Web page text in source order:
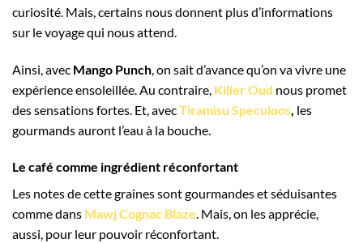
curiosité. Mais, certains nous donnent plus d’informations
sur le voyage qui nous attend.
Ainsi, avec Mango Punch , on sait d’avance qu’on va vivre une
expérience ensoleillée. Au contraire, Killer Oud nous promet
des sensations fortes. Et, avecTiramisu Speculoos les
gourmands auront l’eau à la bouche.
Le café comme ingrédient réconfortant
Les notes de cette graines sont gourmandes et séduisantes
comme dans Mawj Cognac Blaze. Mais, on les apprécie,
aussi, pour leur pouvoir réconfortant.